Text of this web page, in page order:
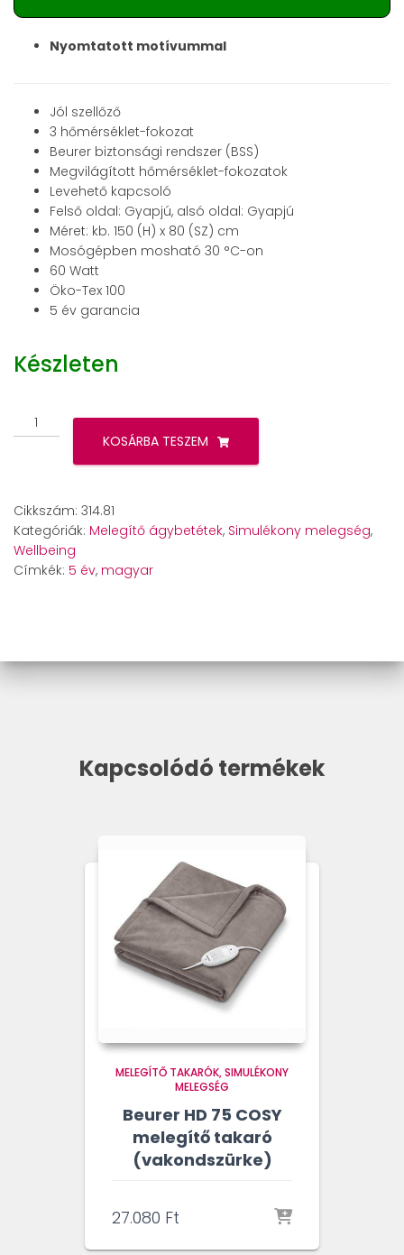
Nyomtatott motívummal
Jól szellőző
3 hőmérséklet-fokozat
Beurer biztonsági rendszer (BSS)
Megvilágított hőmérséklet-fokozatok
Levehető kapcsoló
Felső oldal: Gyapjú, alsó oldal: Gyapjú
Méret: kb. 150 (H) x 80 (SZ) cm
Mosógépben mosható 30 °C-on
60 Watt
Öko-Tex 100
5 év garancia
Készleten
Beurer
TS
mennyiség
KOSÁRBA TESZEM
Cikkszám: 314.81
Kategóriák: Melegítő ágybetétek, Simulékony melegség,
Wellbeing
Címkék: 5 év, magyar
Kapcsolódó termékek
MELEGÍTŐ TAKARÓK SIMULÉKONY
MELEGSÉG
Beurer HD 75 COSY
melegítő takaró
(vakondszürke)
27.080 Ft